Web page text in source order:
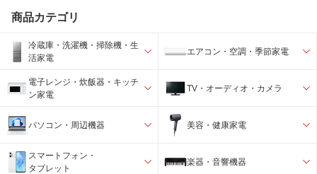
商品カテゴリ
冷蔵庫・洗濯機・掃除機・生
活家電
エアコン・空調・季節家電
電子レンジ・炊飯器・キッチ
ン家電
TV・オーディオ・カメラ
パソコン・周辺機器 美容・健康家電
スマートフォン・
タブレット
楽器・音響機器